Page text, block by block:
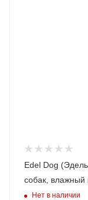
Edel Dog
собак, влажный
Нет в наличии